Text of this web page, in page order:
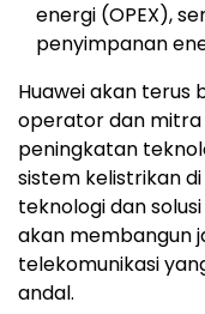
energi (OPEX),
penyimpanan
Huawei akan terus
operator dan
peningkatan
sistem kelistrikan
teknologi dan
akan membangun
telekomunikasi
andal.